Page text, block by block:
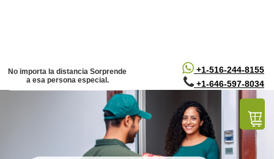
+1-516-244-8155
+1-646-597-8034
No importa la distancia Sorprende
a esa persona especial.